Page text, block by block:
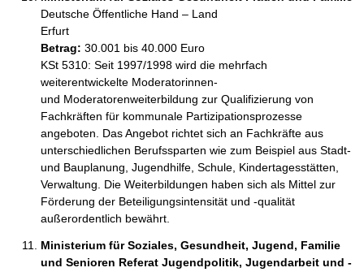
Deutsche Öffentliche Hand – Land
Erfurt
Betrag: 30.001 bis 40.000 Euro
KSt 5310: Seit 1997/1998 wird die mehrfach
weiterentwickelte Moderatorinnen-
und Moderatorenweiterbildung zur Qualifizierung von
Fachkräften für kommunale Partizipationsprozesse
angeboten. Das Angebot richtet sich an Fachkräfte aus
unterschiedlichen Berufssparten wie zum Beispiel aus Stadt-
und Bauplanung, Jugendhilfe, Schule, Kindertagesstätten,
Verwaltung. Die Weiterbildungen haben sich als Mittel zur
Förderung der Beteiligungsintensität und -qualität
außerordentlich bewährt.
Ministerium für Soziales, Gesundheit, Jugend, Familie
und Senioren Referat Jugendpolitik, Jugendarbeit und -